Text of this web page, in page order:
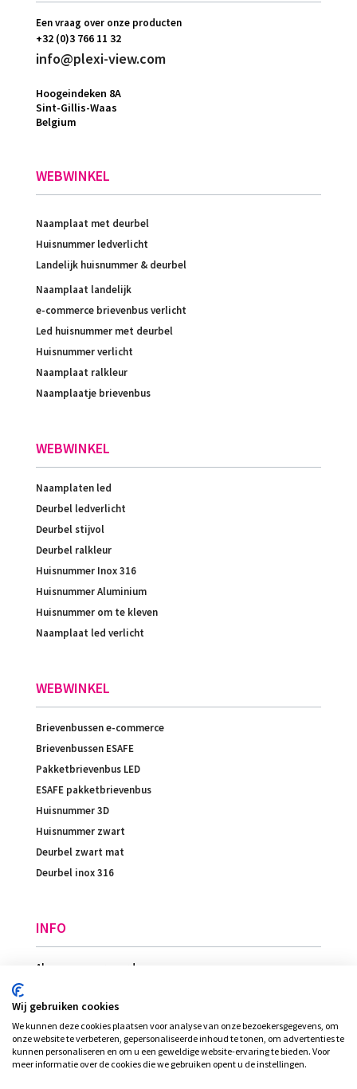
Een vraag over onze producten
+32 (0)3 766 11 32
info@plexi-view.com
Hoogeindeken 8A
Sint-Gillis-Waas
Belgium
WEBWINKEL
Naamplaat met deurbel
Huisnummer ledverlicht
Landelijk huisnummer & deurbel
Naamplaat landelijk
e-commerce brievenbus verlicht
Led huisnummer met deurbel
Huisnummer verlicht
Naamplaat ralkleur
Naamplaatje brievenbus
WEBWINKEL
Naamplaten led
Deurbel ledverlicht
Deurbel stijvol
Deurbel ralkleur
Huisnummer Inox 316
Huisnummer Aluminium
Huisnummer om te kleven
Naamplaat led verlicht
WEBWINKEL
Brievenbussen e-commerce
Brievenbussen ESAFE
Pakketbrievenbus LED
ESAFE pakketbrievenbus
Huisnummer 3D
Huisnummer zwart
Deurbel zwart mat
Deurbel inox 316
INFO
Algemene voorwaarden
Levering
Ligging
Wij gebruiken cookies
We kunnen deze cookies plaatsen voor analyse van onze bezoekersgegevens, om
onze website te verbeteren, gepersonaliseerde inhoud te tonen, om advertenties te
kunnen personaliseren en om u een geweldige website-ervaring te bieden. Voor
meer informatie over de cookies die we gebruiken opent u de instellingen.